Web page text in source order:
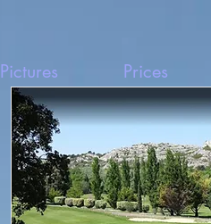
Pictures Prices